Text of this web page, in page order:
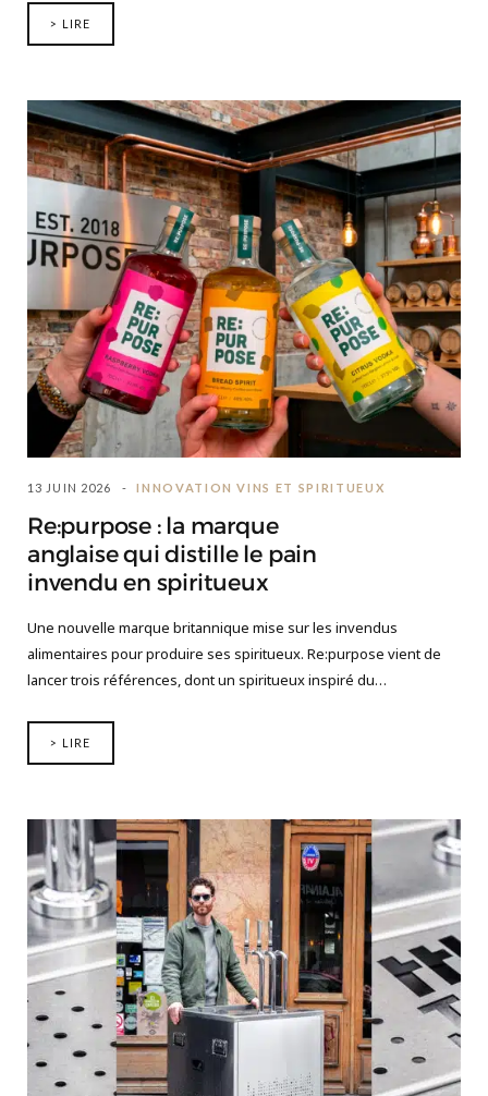
> LIRE
13 JUIN 2026 INNOVATION VINS ET SPIRITUEUX
Re:purpose : la marque
anglaise qui distille le pain
invendu en spiritueux
Une nouvelle marque britannique mise sur les invendus
alimentaires pour produire ses spiritueux. Re:purpose vient de
lancer trois références, dont un spiritueux inspiré du…
> LIRE